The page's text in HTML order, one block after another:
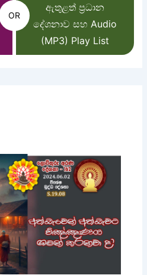
OR
ඇතුළත් ප්‍රධාන
දේශනාව සහ Audio
(MP3) Play List